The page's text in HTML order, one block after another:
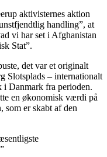
aktivisternes aktion
handling”, at
vi har set i Afghanistan
Stat”.
det var et originalt
Slotsplads – internationalt
Danmark fra perioden.
en økonomisk værdi på
som er skabt af den